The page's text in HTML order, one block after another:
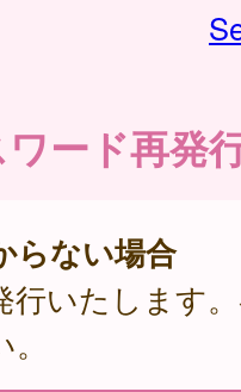
ード再発
らない場合
行いたします